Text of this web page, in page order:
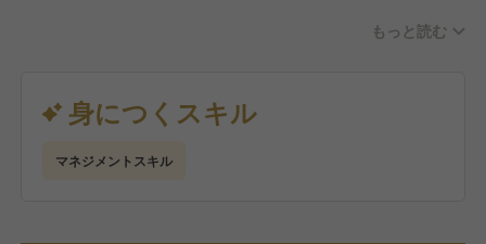
サービス業務全般等が業務内容となります。
もっと読む
身につくスキル
マネジメントスキル